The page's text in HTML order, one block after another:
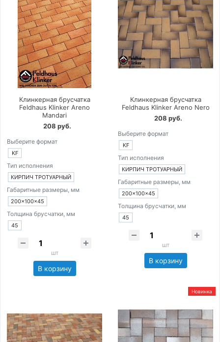
Клинкерная брусчатка
Feldhaus Klinker Areno
Mandari
208 руб.
Выберите формат
KF
Тип исполнения
КИРПИЧ ТРОТУАРНЫЙ
Габаритные размеры, мм
200×100×45
Толщина брусчатки, мм
45
шт
В корзину
Клинкерная брусчатка
Feldhaus Klinker Areno Nero
208 руб.
Выберите формат
KF
Тип исполнения
КИРПИЧ ТРОТУАРНЫЙ
Габаритные размеры, мм
200×100×45
Толщина брусчатки, мм
45
шт
В корзину
Новинка